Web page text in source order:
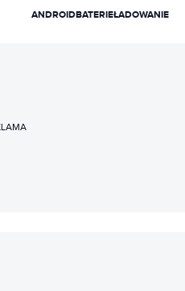
ANDROIDBATERIEŁADOWANIE